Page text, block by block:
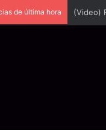
de última hora